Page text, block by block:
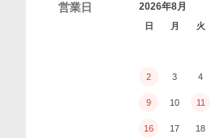
営業日 2026年8月
日 月 火
2 3 4
9 10 11
16 17 18